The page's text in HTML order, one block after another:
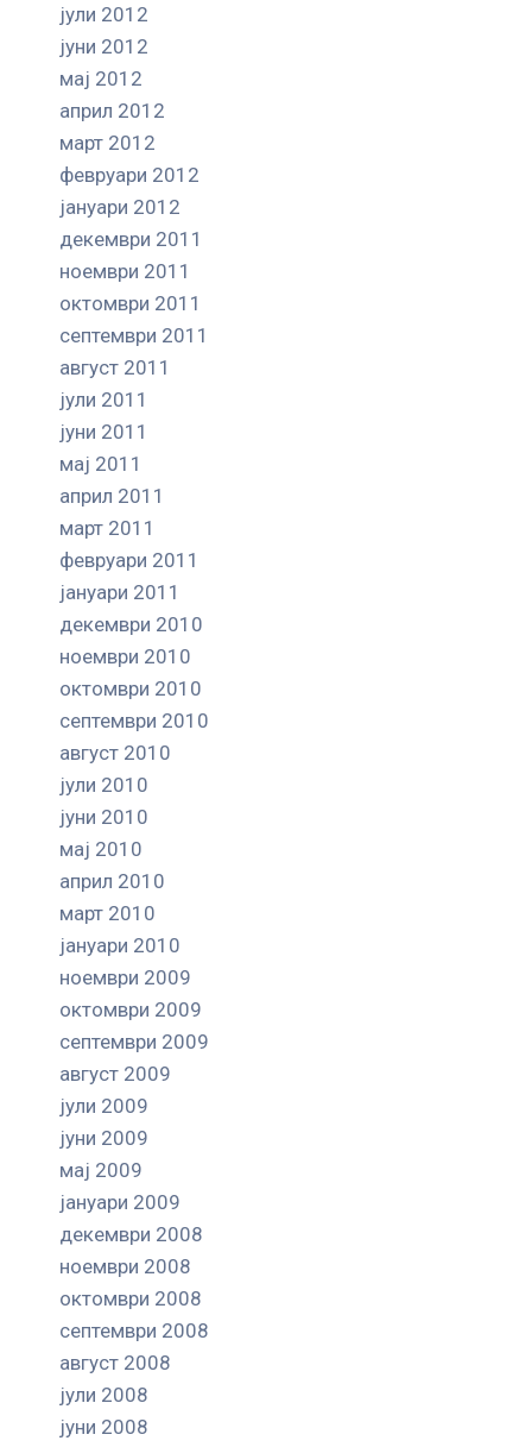
јули 2012
јуни 2012
мај 2012
април 2012
март 2012
февруари 2012
јануари 2012
декември 2011
ноември 2011
октомври 2011
септември 2011
август 2011
јули 2011
јуни 2011
мај 2011
април 2011
март 2011
февруари 2011
јануари 2011
декември 2010
ноември 2010
октомври 2010
септември 2010
август 2010
јули 2010
јуни 2010
мај 2010
април 2010
март 2010
јануари 2010
ноември 2009
октомври 2009
септември 2009
август 2009
јули 2009
јуни 2009
мај 2009
јануари 2009
декември 2008
ноември 2008
октомври 2008
септември 2008
август 2008
јули 2008
јуни 2008